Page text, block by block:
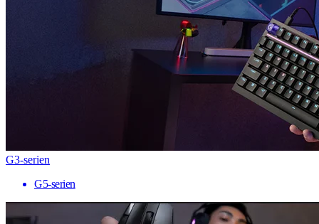
G3-serien
G5-serien